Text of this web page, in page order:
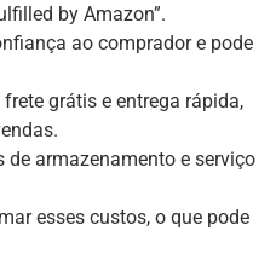
by Amazon”.
ao comprador e pode
grátis e entrega rápida,
de armazenamento e serviço
esses custos, o que pode